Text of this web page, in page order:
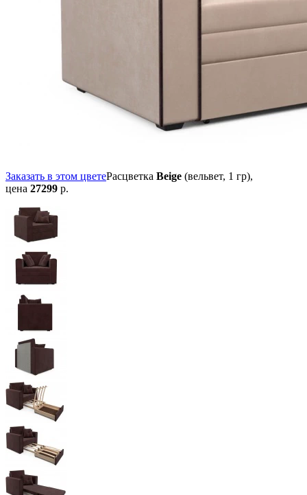
Заказать в этом цветеРасцветка Beige (вельвет, 1 гр),
цена 27299 р.